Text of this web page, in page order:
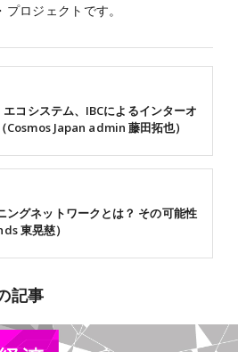
ロジェクトです。
ングネットワークとは？ その可能性
東晃慈）
コシステム、IBCによるインターオ
Cosmos Japan admin 藤田拓也）
記事